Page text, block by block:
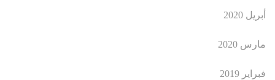
أبريل 2020
مارس 2020
فبراير 2019